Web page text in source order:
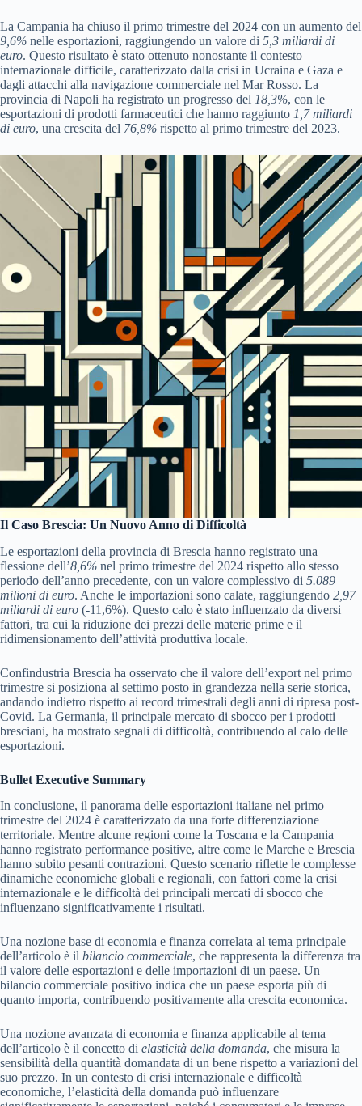
La Campania ha chiuso il primo trimestre del 2024 con un aumento del
9,6% nelle esportazioni, raggiungendo un valore di 5,3 miliardi di
euro. Questo risultato è stato ottenuto nonostante il contesto
internazionale difficile, caratterizzato dalla crisi in Ucraina e Gaza e
dagli attacchi alla navigazione commerciale nel Mar Rosso. La
provincia di Napoli ha registrato un progresso del 18,3%, con le
esportazioni di prodotti farmaceutici che hanno raggiunto 1,7 miliardi
di euro, una crescita del 76,8% rispetto al primo trimestre del 2023.
Il Caso Brescia: Un Nuovo Anno di Difficoltà
Le esportazioni della provincia di Brescia hanno registrato una
flessione dell’8,6% nel primo trimestre del 2024 rispetto allo stesso
periodo dell’anno precedente, con un valore complessivo di 5.089
milioni di euro. Anche le importazioni sono calate, raggiungendo 2,97
miliardi di euro (-11,6%). Questo calo è stato influenzato da diversi
fattori, tra cui la riduzione dei prezzi delle materie prime e il
ridimensionamento dell’attività produttiva locale.
Confindustria Brescia ha osservato che il valore dell’export nel primo
trimestre si posiziona al settimo posto in grandezza nella serie storica,
andando indietro rispetto ai record trimestrali degli anni di ripresa post-
Covid. La Germania, il principale mercato di sbocco per i prodotti
bresciani, ha mostrato segnali di difficoltà, contribuendo al calo delle
esportazioni.
Bullet Executive Summary
In conclusione, il panorama delle esportazioni italiane nel primo
trimestre del 2024 è caratterizzato da una forte differenziazione
territoriale. Mentre alcune regioni come la Toscana e la Campania
hanno registrato performance positive, altre come le Marche e Brescia
hanno subito pesanti contrazioni. Questo scenario riflette le complesse
dinamiche economiche globali e regionali, con fattori come la crisi
internazionale e le difficoltà dei principali mercati di sbocco che
influenzano significativamente i risultati.
Una nozione base di economia e finanza correlata al tema principale
dell’articolo è il bilancio commerciale, che rappresenta la differenza tra
il valore delle esportazioni e delle importazioni di un paese. Un
bilancio commerciale positivo indica che un paese esporta più di
quanto importa, contribuendo positivamente alla crescita economica.
Una nozione avanzata di economia e finanza applicabile al tema
dell’articolo è il concetto di elasticità della domanda, che misura la
sensibilità della quantità domandata di un bene rispetto a variazioni del
suo prezzo. In un contesto di crisi internazionale e difficoltà
economiche, l’elasticità della domanda può influenzare